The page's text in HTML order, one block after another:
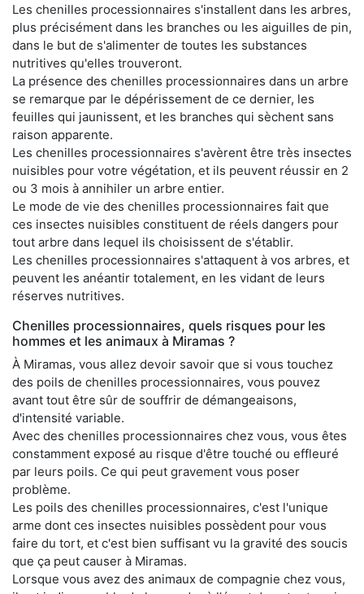
Les chenilles processionnaires s'installent dans les arbres,
plus précisément dans les branches ou les aiguilles de pin,
dans le but de s'alimenter de toutes les substances
nutritives qu'elles trouveront.
La présence des chenilles processionnaires dans un arbre
se remarque par le dépérissement de ce dernier, les
feuilles qui jaunissent, et les branches qui sèchent sans
raison apparente.
Les chenilles processionnaires s'avèrent être très insectes
nuisibles pour votre végétation, et ils peuvent réussir en 2
ou 3 mois à annihiler un arbre entier.
Le mode de vie des chenilles processionnaires fait que
ces insectes nuisibles constituent de réels dangers pour
tout arbre dans lequel ils choisissent de s'établir.
Les chenilles processionnaires s'attaquent à vos arbres, et
peuvent les anéantir totalement, en les vidant de leurs
réserves nutritives.
Chenilles processionnaires, quels risques pour les
hommes et les animaux à Miramas ?
À Miramas, vous allez devoir savoir que si vous touchez
des poils de chenilles processionnaires, vous pouvez
avant tout être sûr de souffrir de démangeaisons,
d'intensité variable.
Avec des chenilles processionnaires chez vous, vous êtes
constamment exposé au risque d'être touché ou effleuré
par leurs poils. Ce qui peut gravement vous poser
problème.
Les poils des chenilles processionnaires, c'est l'unique
arme dont ces insectes nuisibles possèdent pour vous
faire du tort, et c'est bien suffisant vu la gravité des soucis
que ça peut causer à Miramas.
Lorsque vous avez des animaux de compagnie chez vous,